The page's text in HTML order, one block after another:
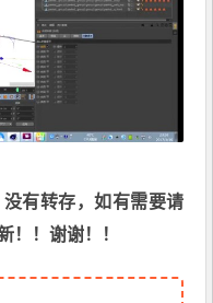
有转存，如有需要请
！！谢谢！！